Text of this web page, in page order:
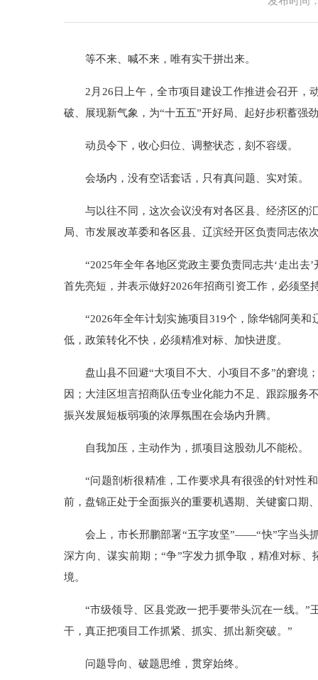
等不来、喊不来，唯有实干拼出来。
2月26日上午，全市项目建设工作推进会召开，
破、展现新气象，为“十五五”开好局、起好步积蓄强
动员令下，收心归位、调整状态，刻不容缓。
会场内，没有空话套话，只有真问题、实对策。
与以往不同，这次会议没有对各区县、经济区的
局、市发展改革委和各区县、辽滨经开区负责同志
“2025年全年各地区党政主要负责同志共‘走出
首先亮短，并表示做好2026年招商引资工作，必须
“2026年全年计划实施项目319个，除华锦阿美
低，政策转化不快，必须精准对标、加快进度。
盘山县不回避“大项目不大、小项目不多”的窘境
因；大洼区坦言招商队伍专业化能力不足、跟踪服
振兴发展短板弱项的浓厚氛围在会场内升腾。
自我加压，主动作为，抓项目这股劲儿不能松。
“问题剖析很精准，工作要求具有很强的针对性
前，盘锦正处于全面振兴的重要机遇期、关键窗口期
会上，市长邢鹏部署“五字攻坚”——“快”字当头
深方向、谋实前期；“争”字发力抓争取，精准对标
境。
“市级领导、区县党政一把手要带头沉在一线。
干，真正把项目工作抓紧、抓实、抓出新突破。”
问题导向、破题思维，贯穿始终。